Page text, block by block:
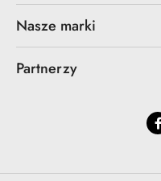
Nasze marki
Partnerzy